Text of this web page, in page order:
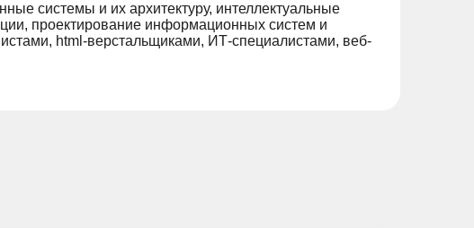
системы и их архитектуру, интеллектуальные
проектирование информационных систем и
html-верстальщиками, ИТ-специалистами, веб-